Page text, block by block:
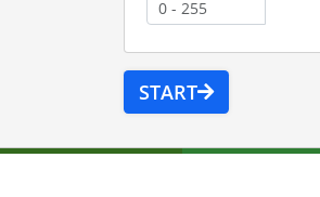
START